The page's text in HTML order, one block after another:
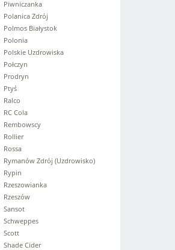
Piwniczanka
Polanica Zdrój
Polmos Białystok
Polonia
Polskie Uzdrowiska
Połczyn
Prodryn
Ptyś
Ralco
RC Cola
Rembowscy
Rollier
Rossa
Rymanów Zdrój (Uzdrowisko)
Rypin
Rzeszowianka
Rzeszów
Sansot
Schweppes
Scott
Shade Cider